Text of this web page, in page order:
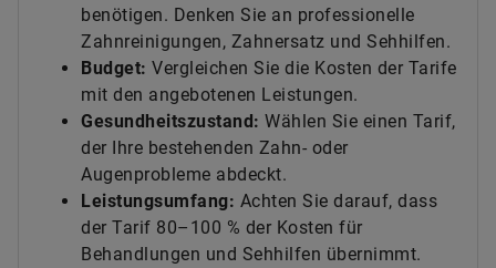
benötigen. Denken Sie an professionelle
Zahnreinigungen, Zahnersatz und Sehhilfen.
Budget: Vergleichen Sie die Kosten der Tarife
mit den angebotenen Leistungen.
Gesundheitszustand: Wählen Sie einen Tarif,
der Ihre bestehenden Zahn- oder
Augenprobleme abdeckt.
Leistungsumfang: Achten Sie darauf, dass
der Tarif 80–100 % der Kosten für
Behandlungen und Sehhilfen übernimmt.